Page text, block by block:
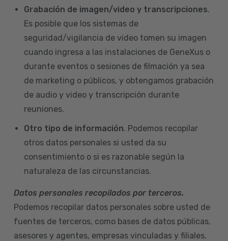
Grabación de imagen/video y transcripciones.
Es posible que los sistemas de
seguridad/vigilancia de video tomen su imagen
cuando ingresa a las instalaciones de GeneXus o
durante eventos o sesiones de filmación ya sea
de marketing o públicos, y obtengamos grabación
de audio y video y transcripción durante
reuniones.
Otro tipo de información. Podemos recopilar
otros datos personales si usted da su
consentimiento o si es razonable según la
naturaleza de las circunstancias.
Datos personales recopilados por terceros.
Podemos recopilar datos personales sobre usted de
fuentes de terceros, como bases de datos públicas,
asesores y agentes, empresas vinculadas y filiales,